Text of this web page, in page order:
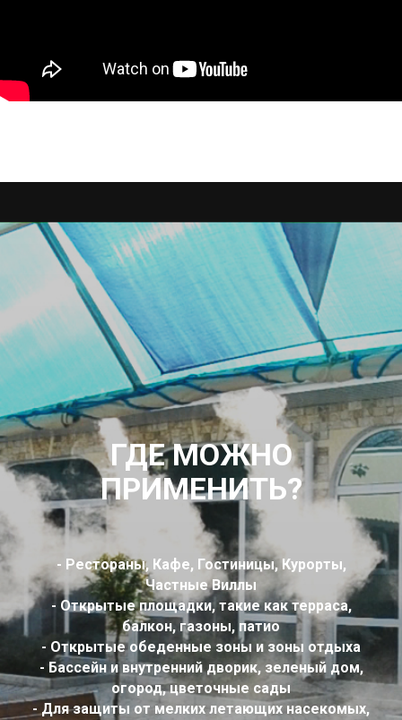
ГДЕ МОЖНО
ПРИМЕНИТЬ?
- Рестораны, Кафе, Гостиницы, Курорты,
Частные Виллы
- Открытые площадки, такие как терраса,
балкон, газоны, патио
- Открытые обеденные зоны и зоны отдыха
- Бассейн и внутренний дворик, зеленый дом,
огород, цветочные сады
- Для защиты от мелких летающих насекомых,